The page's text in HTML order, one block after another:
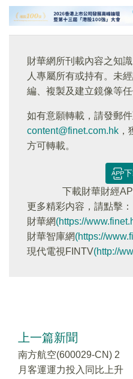
財華網所刊載內容之知
人專屬所有或持有。未
編、複製及建立鏡像等任
如有意願轉載，請發郵
content@finet.com.hk
方可轉載。
下載財華財經
更多精彩内容，請點擊：
財華網(https://
財華智庫網(https://
現代電視FINTV(http://
上一篇新聞
南方航空(600029-CN) 2
月客運運力投入同比上升